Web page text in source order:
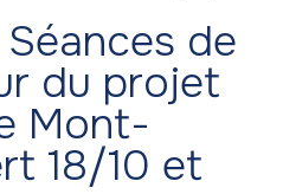
de
du projet
Mont-
18/10 et